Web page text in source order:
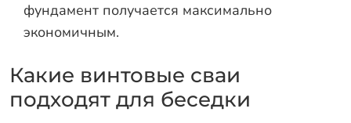
фундамент получается максимально
экономичным.
Какие винтовые сваи
подходят для беседки